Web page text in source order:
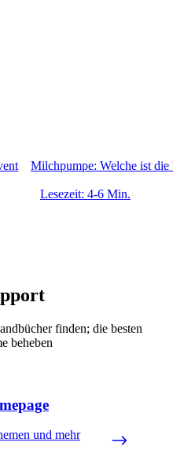
Milchpumpe: Welche ist die
Lesezeit: 4-6 Min.
finden; die besten
beheben
und mehr